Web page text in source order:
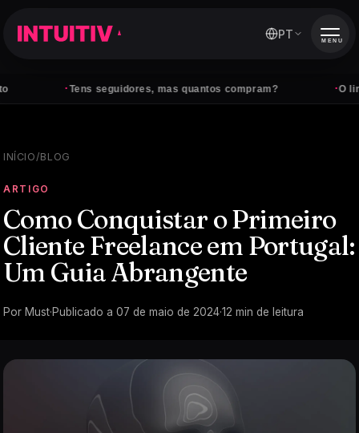
Tens seguidores, mas quantos compram? O link da bio
PT MENU
INÍCIO/BLOG
ARTIGO
Como Conquistar o Primeiro
Cliente Freelance em Portugal:
Um Guia Abrangente
Por Must·Publicado a 07 de maio de 2024·12 min de leitura